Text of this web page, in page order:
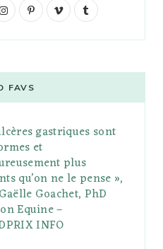
I
t
a
g
r
a
m
P
e
r
e
s
V
o
l
r
FAVS
gastriques sont
et
plus
qu’on ne le pense »,
Goachet, PhD
Equine –
INFO